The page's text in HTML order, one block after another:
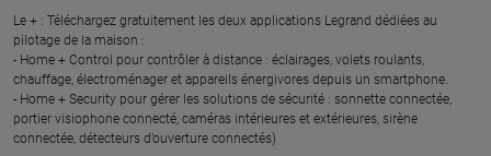
Le + : Téléchargez gratuitement les deux applications Legrand dédiées au
pilotage de la maison :
- Home + Control pour contrôler à distance : éclairages, volets roulants,
chauffage, électroménager et appareils énergivores depuis un smartphone.
- Home + Security pour gérer les solutions de sécurité : sonnette connectée,
portier visiophone connecté, caméras intérieures et extérieures, sirène
connectée, détecteurs d’ouverture connectés)